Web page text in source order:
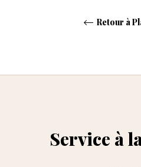
Retour à
Service à